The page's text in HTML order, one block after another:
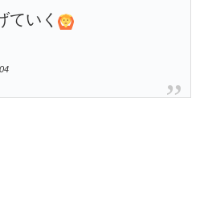
ていく